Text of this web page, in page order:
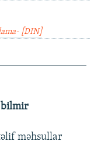
[DIN]
bilmir
məhsullar